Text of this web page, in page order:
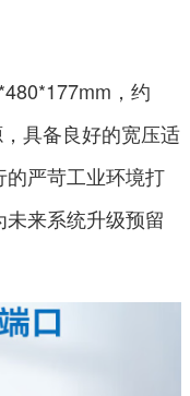
，约
具备良好的宽压适
严苛工业环境打
来系统升级预留